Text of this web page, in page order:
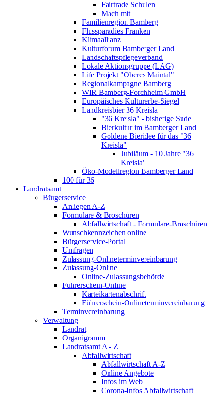
Fairtrade Schulen
Mach mit
Familienregion Bamberg
Flussparadies Franken
Klimaallianz
Kulturforum Bamberger Land
Landschaftspflegeverband
Lokale Aktionsgruppe (LAG)
Life Projekt "Oberes Maintal"
Regionalkampagne Bamberg
WIR Bamberg-Forchheim GmbH
Europäisches Kulturerbe-Siegel
Landkreisbier 36 Kreisla
"36 Kreisla" - bisherige Sude
Bierkultur im Bamberger Land
Goldene Bieridee für das "36
Kreisla"
Jubiläum - 10 Jahre "36
Kreisla"
Öko-Modellregion Bamberger Land
100 für 36
Landratsamt
Bürgerservice
Anliegen A-Z
Formulare & Broschüren
Abfallwirtschaft - Formulare-Broschüren
Wunschkennzeichen online
Bürgerservice-Portal
Umfragen
Zulassung-Onlineterminvereinbarung
Zulassung-Online
Online-Zulassungsbehörde
Führerschein-Online
Karteikartenabschrift
Führerschein-Onlineterminvereinbarung
Terminvereinbarung
Verwaltung
Landrat
Organigramm
Landratsamt A - Z
Abfallwirtschaft
Abfallwirtschaft A-Z
Online Angebote
Infos im Web
Corona-Infos Abfallwirtschaft